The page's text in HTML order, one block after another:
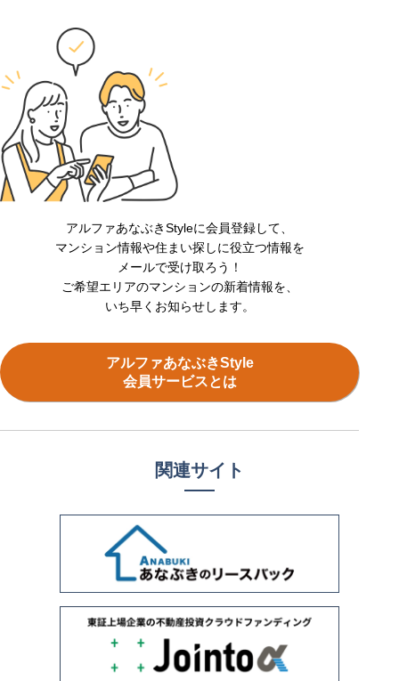
アルファあなぶきStyleに会員登録して、
マンション情報や住まい探しに役立つ情報を
メールで受け取ろう！
ご希望エリアのマンションの新着情報を、
いち早くお知らせします。
アルファあなぶきStyle
会員サービスとは
関連サイト